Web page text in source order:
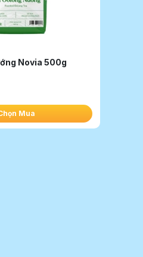
Novia 500g
Mua